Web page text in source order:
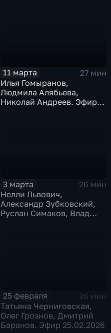
11 марта
27 мин
Илья Гомыранов,
Людмила Алябьева,
Николай Андреев. Эфир
3 марта
26 мин
Нелли Львович,
Александр Зубковский,
Руслан Симаков, Влад
25 февраля
26 мин
Татьяна Черниговская,
Олег Грознов, Дмитрий
Баранов. Эфир 25.02.2026